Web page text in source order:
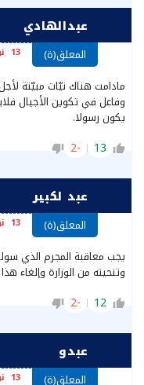
عبدالهادي
المعلق(ة) 13 نوفمبر 2023 13:52
مادامت هناك نيّات مبيّتة
وفاعل في تكوين الأجيال
يكون رسولا.
13
-2
عبد لكبير
المعلق(ة) 13 نوفمبر 2023 12:15
يجب معاقبة المجرم الذي
وتنحيته من الوزارة وإلغاء
12
-2
عبدو
المعلق(ة) 13 نوفمبر 2023 08:37